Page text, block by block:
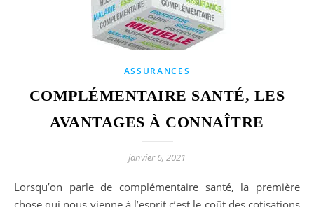
ASSURANCES
COMPLÉMENTAIRE SANTÉ, LES
AVANTAGES À CONNAÎTRE
janvier 6, 2021
Lorsqu’on parle de complémentaire santé, la première
chose qui nous vienne à l’esprit c’est le coût des cotisations